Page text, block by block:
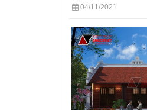
04/11/2021